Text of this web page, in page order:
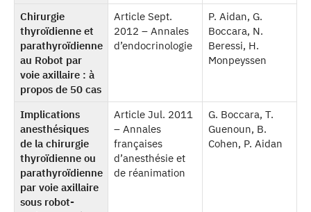
Chirurgie
thyroïdienne et
parathyroïdienne
au Robot par
voie axillaire : à
propos de 50 cas
Article Sept.
2012 – Annales
d’endocrinologie
P. Aidan, G.
Boccara, N.
Beressi, H.
Monpeyssen
Implications
anesthésiques
de la chirurgie
thyroïdienne ou
parathyroïdienne
par voie axillaire
sous robot-
Article Jul. 2011
– Annales
françaises
d’anesthésie et
de réanimation
G. Boccara, T.
Guenoun, B.
Cohen, P. Aidan